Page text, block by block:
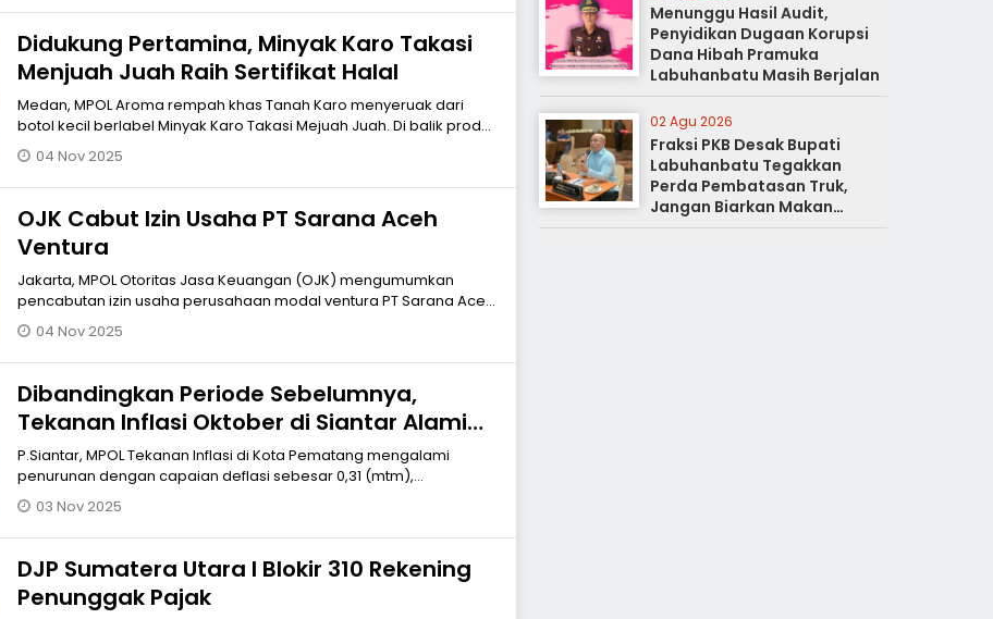
Didukung Pertamina, Minyak Karo Takasi
Menjuah Juah Raih Sertifikat Halal
Medan, MPOL Aroma rempah khas Tanah Karo menyeruak dari
botol kecil berlabel Minyak Karo Takasi Mejuah Juah. Di balik produk
tradisional y
04 Nov 2025
OJK Cabut Izin Usaha PT Sarana Aceh
Ventura
Jakarta, MPOL Otoritas Jasa Keuangan (OJK) mengumumkan
pencabutan izin usaha perusahaan modal ventura PT Sarana Aceh
Ventura ("PT SAV
04 Nov 2025
Dibandingkan Periode Sebelumnya,
Tekanan Inflasi Oktober di Siantar Alami
Penurunan Capaian Deflasi -0,31% (mtm)
P.Siantar, MPOL Tekanan Inflasi di Kota Pematang mengalami
penurunan dengan capaian deflasi sebesar 0,31 (mtm),
dibandingkan dengan perio
03 Nov 2025
DJP Sumatera Utara I Blokir 310 Rekening
Penunggak Pajak
Menunggu Hasil Audit,
Penyidikan Dugaan Korupsi
Dana Hibah Pramuka
Labuhanbatu Masih Berjalan
02 Agu 2026
Fraksi PKB Desak Bupati
Labuhanbatu Tegakkan
Perda Pembatasan Truk,
Jangan Biarkan Makan
Korban